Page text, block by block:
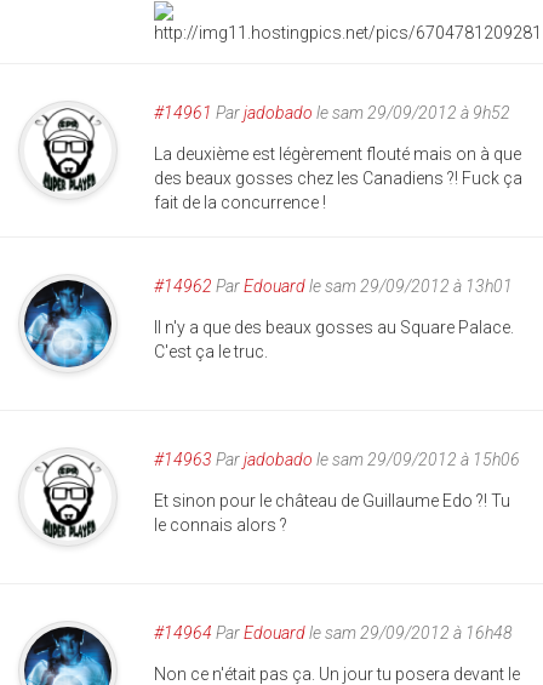
#14961 Parjadobado le sam 29/09/2012 à 9h52
La deuxième est légèrement flouté mais on à que
des beaux gosses chez les Canadiens ?! Fuck ça
fait de la concurrence !
#14962 ParEdouardle sam 29/09/2012 à 13h01
Il n'y a que des beaux gosses au Square Palace.
C'est ça le truc.
#14963 Parjadobado le sam 29/09/2012 à 15h06
Et sinon pour le château de Guillaume Edo ?! Tu
le connais alors ?
#14964 ParEdouardle sam 29/09/2012 à 16h48
Non ce n'était pas ça. Un jour tu posera devant le